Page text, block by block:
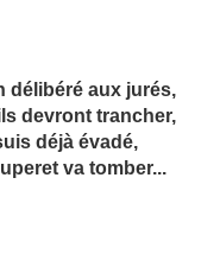
délibéré aux jurés,
devront trancher,
déjà évadé,
va tomber...